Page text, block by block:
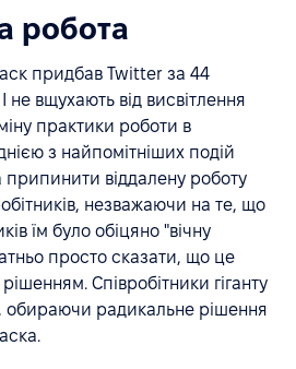
робота
придбав Twitter за 44
не вщухають від висвітлення
практики роботи в
з найпомітніших подій
віддалену роботу
незважаючи на те, що
їм було обіцяно "вічну
просто сказати, що це
Співробітники гіганту
обираючи радикальне рішення